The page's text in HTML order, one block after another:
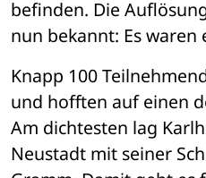
befinden. Die
nun bekannt: Es waren
Knapp 100
und hofften auf einen
Am dichtesten lag
Neustadt mit seiner